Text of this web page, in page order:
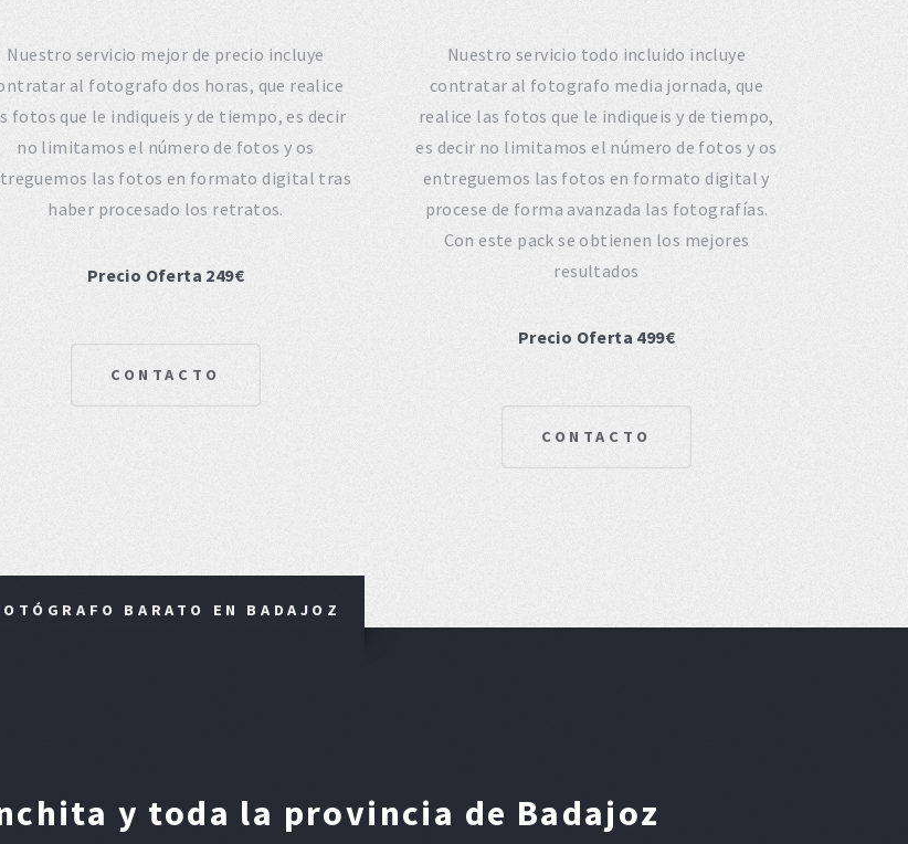
Nuestro servicio mejor de precio incluye
al fotografo dos horas, que realice
fotos que le indiqueis y de tiempo, es decir
no limitamos el número de fotos y os
las fotos en formato digital tras
haber procesado los retratos.
Precio Oferta 249€
CONTACTO
Nuestro servicio todo incluido incluye
contratar al fotografo media jornada, que
realice las fotos que le indiqueis y de tiempo,
es decir no limitamos el número de fotos y os
entreguemos las fotos en formato digital y
procese de forma avanzada las fotografías.
Con este pack se obtienen los mejores
resultados
Precio Oferta 499€
CONTACTO
BARATO EN BADAJOZ
y toda la provincia de Badajoz